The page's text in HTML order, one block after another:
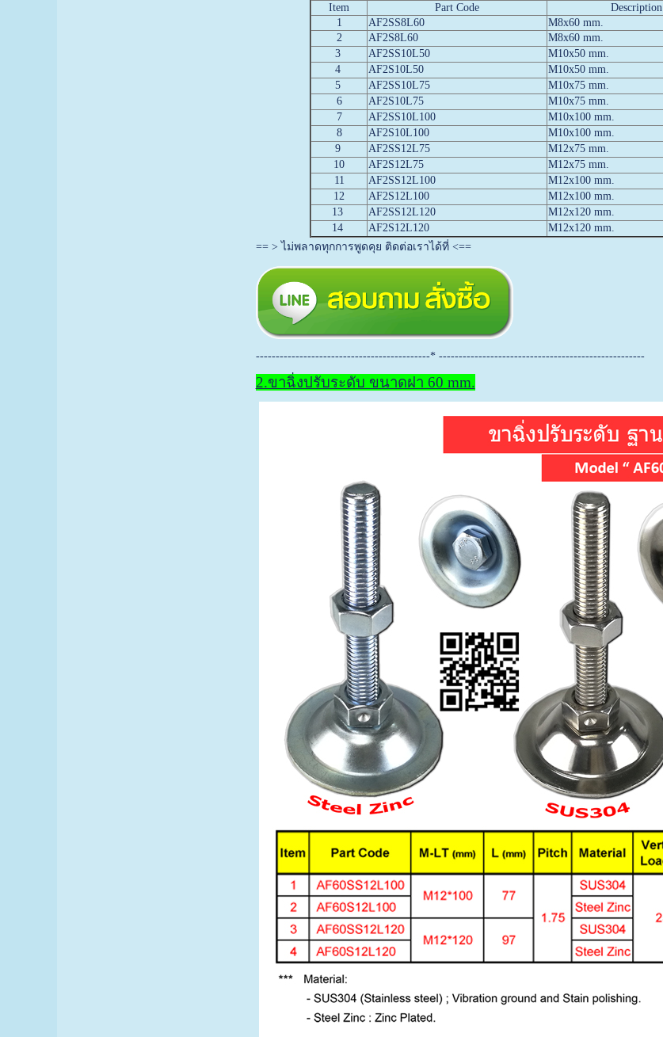
Item Part Code Description
1
AF2SS8L60 M8x60 mm.
2
AF2S8L60 M8x60 mm.
3
AF2SS10L50 M10x50 mm.
4
AF2S10L50 M10x50 mm.
5
AF2SS10L75 M10x75 mm.
6
AF2S10L75 M10x75 mm.
7
AF2SS10L100 M10x100 mm.
8
AF2S10L100 M10x100 mm.
9
AF2SS12L75 M12x75 mm.
10
AF2S12L75 M12x75 mm.
11
AF2SS12L100 M12x100 mm.
12
AF2S12L100 M12x100 mm.
13
AF2SS12L120 M12x120 mm.
14
AF2S12L120 M12x120 mm.
== > ไม่พลาดทุกการพูดคุย ติดต่อเราได้ที่ <==
--------------------------------------------* ----------------------------------------------------
2.ขาฉิ่งปรับระดับ ขนาดฝา 60 mm.